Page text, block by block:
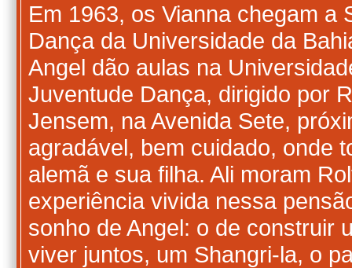
Em 1963, os Vianna chegam a
Dança da Universidade da
Angel dão aulas na
Juventude Dança, dirigido por
Jensem, na Avenida Sete,
agradável, bem cuidado, onde
alemã e sua filha. Ali moram
experiência vivida nessa
sonho de Angel: o de construir
viver juntos, um Shangri-la, o